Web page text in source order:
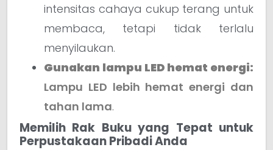
intensitas cahaya cukup terang untuk
membaca, tetapi tidak terlalu
menyilaukan.
Gunakan lampu LED hemat energi:
Lampu LED lebih hemat energi dan
tahan lama.
Memilih Rak Buku yang Tepat untuk
Perpustakaan Pribadi Anda